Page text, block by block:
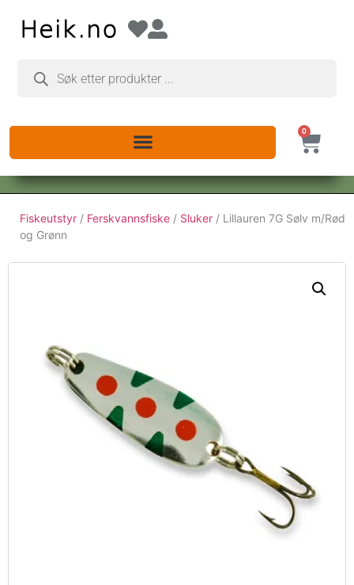
0
Fiskeutstyr / Ferskvannsfiske / Sluker / Lillauren 7G Sølv m/Rød
og Grønn